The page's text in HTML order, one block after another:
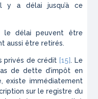
y a délai jusqu’à ce
le délai peuvent être
aussi être retirés.
privés de crédit [15]. Le
de dette d’impôt en
existe immédiatement
sur le registre du